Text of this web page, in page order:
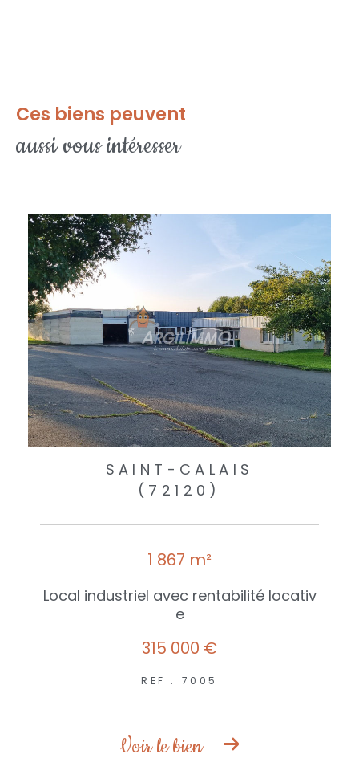
Ces biens peuvent
aussi vous intéresser
SAINT-CALAIS
(72120)
1 867 m²
Local industriel avec rentabilité locativ
e
315 000 €
REF : 7005
Voir le bien